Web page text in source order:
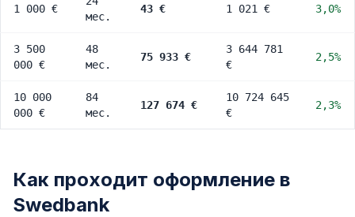
1 000 €
мес.
43 € 1 021 € 3,0%
3 500
000 €
48
мес.
75 933 €
3 644 781
€
2,5%
10 000
000 €
84
мес.
127 674 €
10 724 645
€
2,3%
Как проходит оформление в
Swedbank